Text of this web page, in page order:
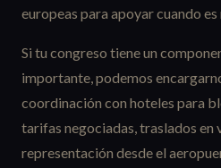
europeas para apoyar cuando es
Si tu congreso tiene un
importante, podemos
coordinación con hoteles para
tarifas negociadas, traslados en
representación desde el